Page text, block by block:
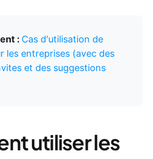
: Cas d'utilisation de
les entreprises (avec des
et des suggestions
utiliser les